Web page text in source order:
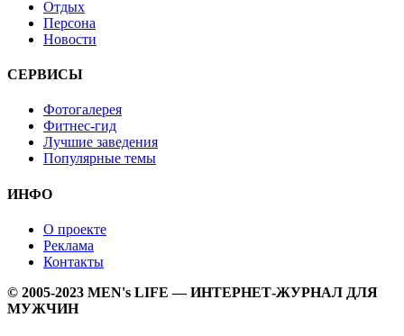
Отдых
Персона
Новости
СЕРВИСЫ
Фотогалерея
Фитнес-гид
Лучшие заведения
Популярные темы
ИНФО
О проекте
Реклама
Контакты
© 2005-2023 MEN's LIFE — ИНТЕРНЕТ-ЖУРНАЛ ДЛЯ
МУЖЧИН